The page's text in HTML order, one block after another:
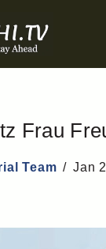
Frau
Team Jan